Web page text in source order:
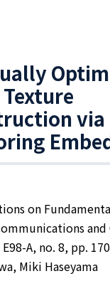
via
on
A, no. 8, pp.
Miki Haseyama